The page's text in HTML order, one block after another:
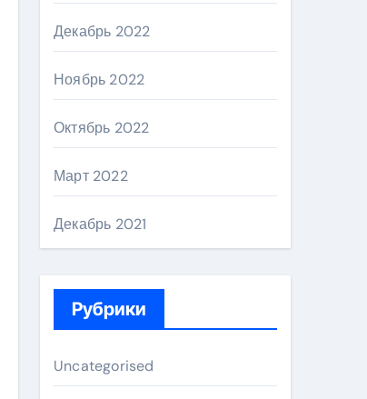
Декабрь 2022
Ноябрь 2022
Октябрь 2022
Март 2022
Декабрь 2021
Рубрики
Uncategorised